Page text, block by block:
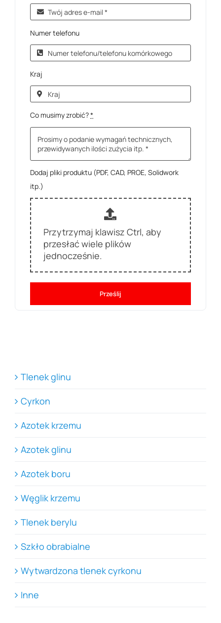
Numer telefonu
Kraj
Co musimy zrobić?*
Dodaj pliki produktu (PDF, CAD, PROE, Solidwork
itp.)
Przytrzymaj klawisz Ctrl, aby
przesłać wiele plików
jednocześnie.
Prześlij
Tlenek glinu
Cyrkon
Azotek krzemu
Azotek glinu
Azotek boru
Węglik krzemu
Tlenek berylu
Szkło obrabialne
Wytwardzona tlenek cyrkonu
Inne